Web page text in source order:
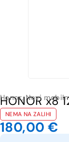
Honor,Novi
HONOR x8
NEMA NA ZALIHI
180,00 €